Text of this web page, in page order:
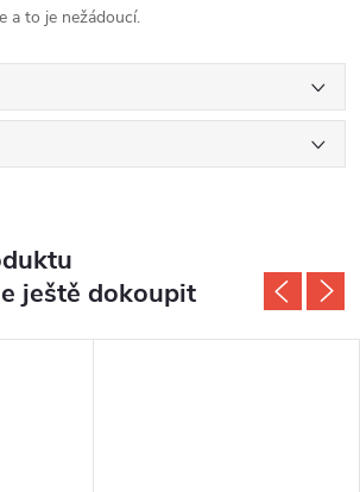
a to je nežádoucí.
ještě dokoupit